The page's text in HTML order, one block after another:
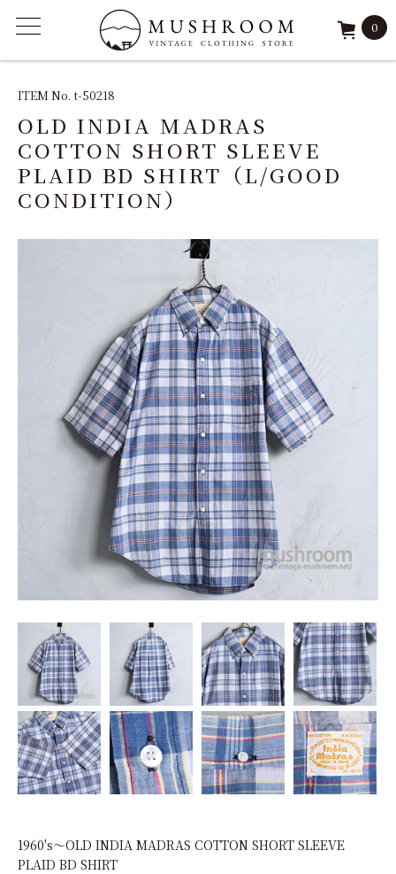
FEATURE
ARCHIVE
SOLD
0
ITEM No. t-50218
OLD INDIA MADRAS
COTTON SHORT SLEEVE
PLAID BD SHIRT（L/GOOD
CONDITION）
1960's～OLD INDIA MADRAS COTTON SHORT SLEEVE
PLAID BD SHIRT